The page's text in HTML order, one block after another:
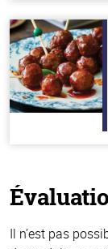
Il n’est pas